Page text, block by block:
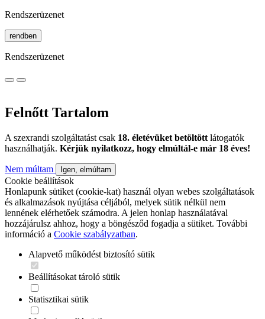
Rendszerüzenet
rendben
Rendszerüzenet
Felnőtt Tartalom
A szexrandi szolgáltatást csak 18. életévüket betöltött látogatók
használhatják. Kérjük nyilatkozz, hogy elmúltál-e már 18 éves!
Nem múltam Igen, elmúltam
Cookie beállítások
Honlapunk sütiket (cookie-kat) használ olyan webes szolgáltatások
és alkalmazások nyújtása céljából, melyek sütik nélkül nem
lennének elérhetőek számodra. A jelen honlap használatával
hozzájárulsz ahhoz, hogy a böngésződ fogadja a sütiket. További
információ a Cookie szabályzatban.
Alapvető működést biztosító sütik
Beállításokat tároló sütik
Statisztikai sütik